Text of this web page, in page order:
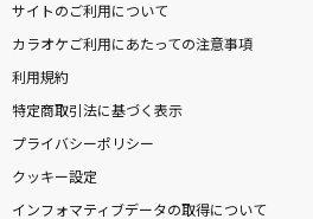
かわいいだけじゃだめですか？
CUTIE STREET
ころしちゃった!
サイトのご利用について
カラオケご利用にあたっての注意事項
利用規約
特定商取引法に基づく表示
プライバシーポリシー
クッキー設定
インフォマティブデータの取得について